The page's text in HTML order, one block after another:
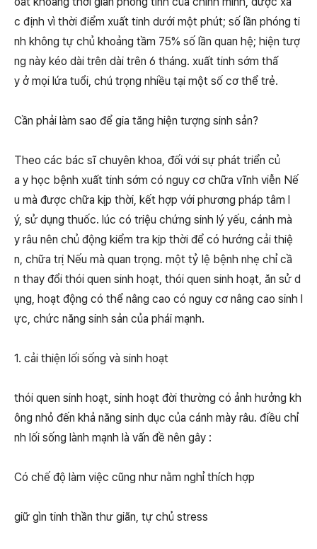
c định vì thời điểm xuất tinh dưới một phút; số lần phóng ti
nh không tự chủ khoảng tầm 75% số lần quan hệ; hiện tượ
ng này kéo dài trên dài trên 6 tháng. xuất tinh sớm thấ
y ở mọi lứa tuổi, chú trọng nhiều tại một số cơ thể trẻ.
Cần phải làm sao để gia tăng hiện tượng sinh sản?
Theo các bác sĩ chuyên khoa, đối với sự phát triển củ
a y học bệnh xuất tinh sớm có nguy cơ chữa vĩnh viễn Nế
u mà được chữa kịp thời, kết hợp với phương pháp tâm l
ý, sử dụng thuốc. lúc có triệu chứng sinh lý yếu, cánh mà
y râu nên chủ động kiểm tra kịp thời để có hướng cải thiệ
n, chữa trị Nếu mà quan trọng. một tỷ lệ bệnh nhẹ chỉ cầ
n thay đổi thói quen sinh hoạt, thói quen sinh hoạt, ăn sử d
ụng, hoạt động có thể nâng cao có nguy cơ nâng cao sinh l
ực, chức năng sinh sản của phái mạnh.
1. cải thiện lối sống và sinh hoạt
thói quen sinh hoạt, sinh hoạt đời thường có ảnh hưởng kh
ông nhỏ đến khả năng sinh dục của cánh mày râu. điều chỉ
nh lối sống lành mạnh là vấn đề nên gây :
Có chế độ làm việc cũng như nằm nghỉ thích hợp
giữ gìn tinh thần thư giãn, tự chủ stress